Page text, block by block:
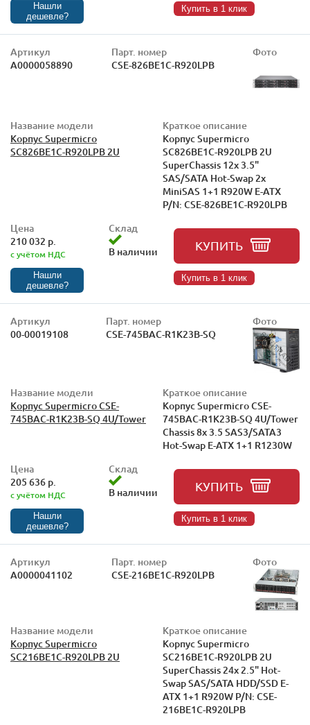
Нашли
дешевле?
Купить в 1 клик
Артикул
А0000058890
Парт. номер
CSE-826BE1C-R920LPB
Фото
Название модели
Корпус Supermicro
SC826BE1C-R920LPB 2U
Краткое описание
Корпус Supermicro
SC826BE1C-R920LPB 2U
SuperChassis 12x 3.5"
SAS/SATA Hot-Swap 2x
MiniSAS 1+1 R920W E-ATX
P/N: CSE-826BE1C-R920LPB
Цена
210 032 р.
с учётом НДС
Нашли
дешевле?
Склад
В наличии
КУПИТЬ
Купить в 1 клик
Артикул
00-00019108
Парт. номер
CSE-745BAC-R1K23B-SQ
Фото
Название модели
Корпус Supermicro CSE-
745BAC-R1K23B-SQ 4U/Tower
Краткое описание
Корпус Supermicro CSE-
745BAC-R1K23B-SQ 4U/Tower
Chassis 8x 3.5 SAS3/SATA3
Hot-Swap E-ATX 1+1 R1230W
Цена
205 636 р.
с учётом НДС
Нашли
дешевле?
Склад
В наличии
КУПИТЬ
Купить в 1 клик
Артикул
А0000041102
Парт. номер
CSE-216BE1C-R920LPB
Фото
Название модели
Корпус Supermicro
SC216BE1C-R920LPB 2U
Краткое описание
Корпус Supermicro
SC216BE1C-R920LPB 2U
SuperChassis 24x 2.5" Hot-
Swap SAS/SATA HDD/SSD E-
ATX 1+1 R920W P/N: CSE-
216BE1C-R920LPB